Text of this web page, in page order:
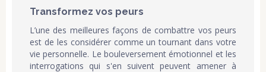
Transformez vos peurs
L’une des meilleures façons de combattre vos peurs
est de les considérer comme un tournant dans votre
vie personnelle. Le bouleversement émotionnel et les
interrogations qui s'en suivent peuvent amener à